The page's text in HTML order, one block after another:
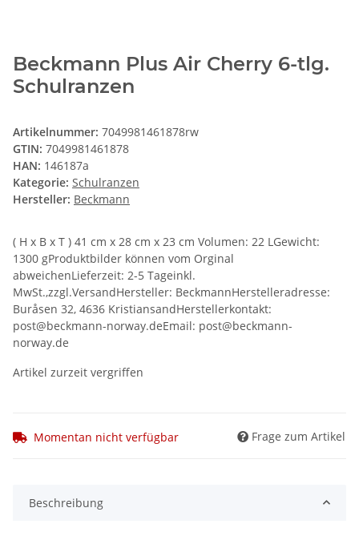
Beckmann Plus Air Cherry 6-tlg.
Schulranzen
Artikelnummer: 7049981461878rw
GTIN: 7049981461878
HAN: 146187a
Kategorie: Schulranzen
Hersteller: Beckmann
( H x B x T ) 41 cm x 28 cm x 23 cm Volumen: 22 LGewicht:
1300 gProduktbilder können vom Orginal
abweichenLieferzeit: 2-5 Tageinkl.
MwSt.,zzgl.VersandHersteller: BeckmannHerstelleradresse:
Buråsen 32, 4636 KristiansandHerstellerkontakt:
post@beckmann-norway.deEmail: post@beckmann-
norway.de
Artikel zurzeit vergriffen
Momentan nicht verfügbar Frage zum Artikel
Beschreibung